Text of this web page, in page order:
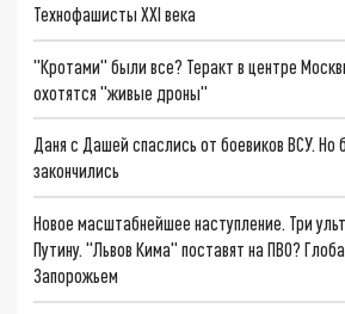
Технофашисты XXI века
"Кротами" были все? Теракт в центре
охотятся "живые дроны"
Даня с Дашей спаслись от боевиков ВСУ.
закончились
Новое масштабнейшее наступление. Три
Путину. "Львов Кима" поставят на ПВО?
Запорожьем